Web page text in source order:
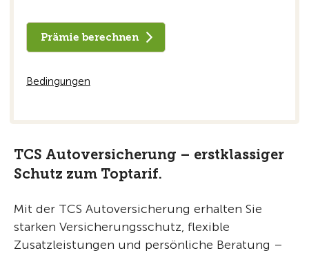
Prämie berechnen
Bedingungen
TCS Autoversicherung – erstklassiger
Schutz zum Toptarif.
Mit der TCS Autoversicherung erhalten Sie
starken Versicherungsschutz, flexible
Zusatzleistungen und persönliche Beratung –